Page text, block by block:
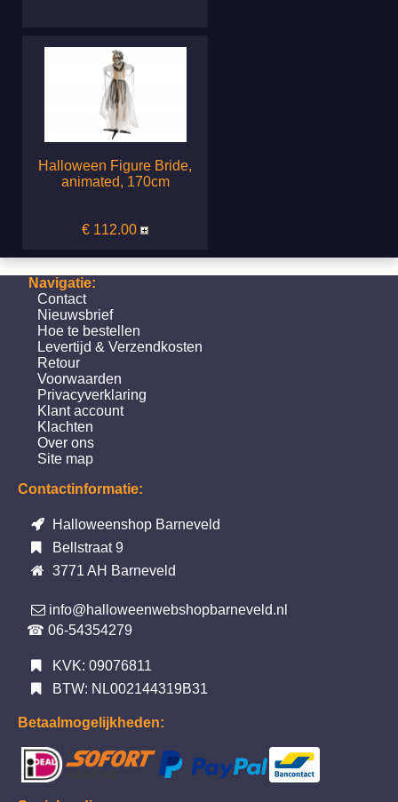
Halloween Figure Bride,
animated, 170cm
€ 112.00
Navigatie:
Contact
Nieuwsbrief
Hoe te bestellen
Levertijd & Verzendkosten
Retour
Voorwaarden
Privacyverklaring
Klant account
Klachten
Over ons
Site map
Contactinformatie:
Halloweenshop Barneveld
Bellstraat 9
3771 AH Barneveld
info@halloweenwebshopbarneveld.nl
☎ 06-54354279
KVK: 09076811
BTW: NL002144319B31
Betaalmogelijkheden: